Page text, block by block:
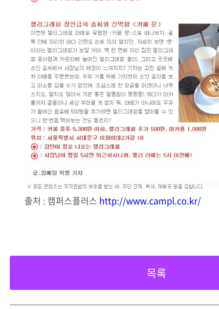
출처 : 캠퍼스플러스 http://www.campl.co.kr/
목록